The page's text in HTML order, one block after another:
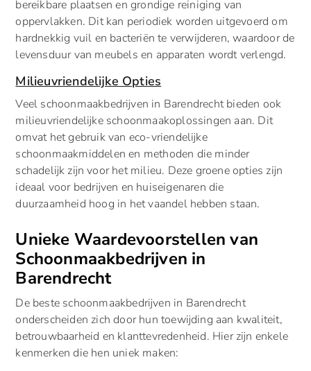
bereikbare plaatsen en grondige reiniging van
oppervlakken. Dit kan periodiek worden uitgevoerd om
hardnekkig vuil en bacteriën te verwijderen, waardoor de
levensduur van meubels en apparaten wordt verlengd.
Milieuvriendelijke Opties
Veel schoonmaakbedrijven in Barendrecht bieden ook
milieuvriendelijke schoonmaakoplossingen aan. Dit
omvat het gebruik van eco-vriendelijke
schoonmaakmiddelen en methoden die minder
schadelijk zijn voor het milieu. Deze groene opties zijn
ideaal voor bedrijven en huiseigenaren die
duurzaamheid hoog in het vaandel hebben staan.
Unieke Waardevoorstellen van
Schoonmaakbedrijven in
Barendrecht
De beste schoonmaakbedrijven in Barendrecht
onderscheiden zich door hun toewijding aan kwaliteit,
betrouwbaarheid en klanttevredenheid. Hier zijn enkele
kenmerken die hen uniek maken: